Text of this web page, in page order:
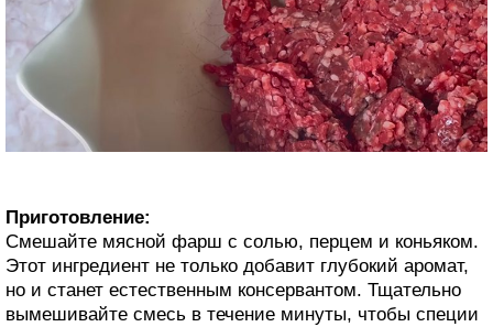
Приготовление:
Смешайте мясной фарш с солью, перцем и коньяком.
Этот ингредиент не только добавит глубокий аромат,
но и станет естественным консервантом. Тщательно
вымешивайте смесь в течение минуты, чтобы специи